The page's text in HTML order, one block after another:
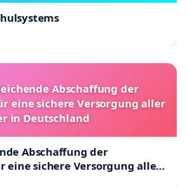
Abschaffung der
eine sichere Versorgung aller
in Deutschland
Abschaffung der
eine sichere Versorgung aller